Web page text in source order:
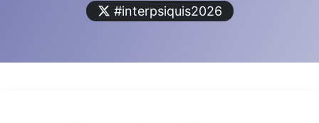
#interpsiquis2026